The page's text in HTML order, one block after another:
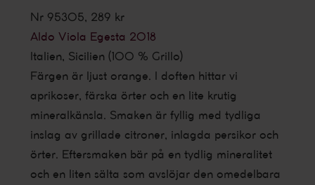
Nr 95305, 289 kr
Aldo Viola Egesta 2018
Italien, Sicilien (100 % Grillo)
Färgen är ljust orange. I doften hittar vi
aprikoser, färska örter och en lite krutig
mineralkänsla. Smaken är fyllig med tydliga
inslag av grillade citroner, inlagda persikor och
örter. Eftersmaken bär på en tydlig mineralitet
och en liten sälta som avslöjar den omedelbara